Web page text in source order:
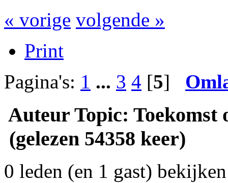
« vorige volgende »
Print
Pagina's: 1 ... 3 4 [5]
Auteur Topic: Toekomst
(gelezen 54358 keer)
0 leden (en 1 gast)